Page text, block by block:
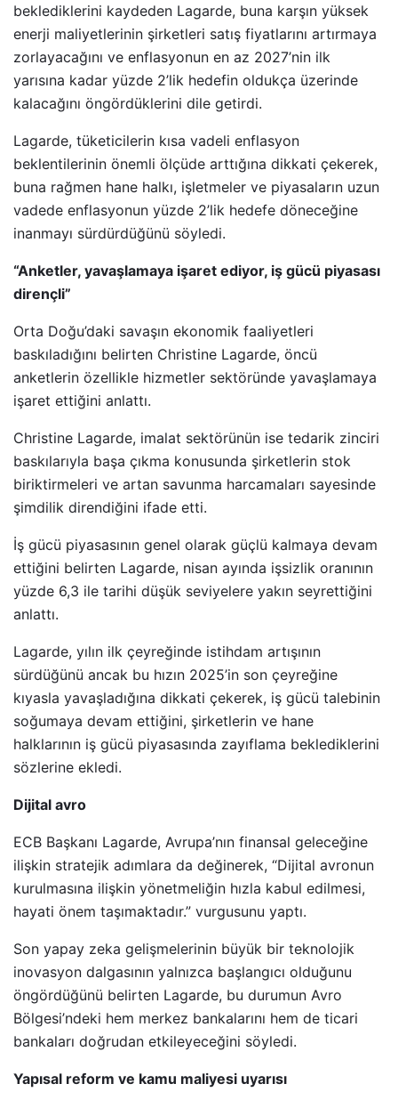
beklediklerini kaydeden Lagarde, buna karşın yüksek
enerji maliyetlerinin şirketleri satış fiyatlarını artırmaya
zorlayacağını ve enflasyonun en az 2027’nin ilk
yarısına kadar yüzde 2’lik hedefin oldukça üzerinde
kalacağını öngördüklerini dile getirdi.
Lagarde, tüketicilerin kısa vadeli enflasyon
beklentilerinin önemli ölçüde arttığına dikkati çekerek,
buna rağmen hane halkı, işletmeler ve piyasaların uzun
vadede enflasyonun yüzde 2’lik hedefe döneceğine
inanmayı sürdürdüğünü söyledi.
“Anketler, yavaşlamaya işaret ediyor, iş gücü piyasası
dirençli”
Orta Doğu’daki savaşın ekonomik faaliyetleri
baskıladığını belirten Christine Lagarde, öncü
anketlerin özellikle hizmetler sektöründe yavaşlamaya
işaret ettiğini anlattı.
Christine Lagarde, imalat sektörünün ise tedarik zinciri
baskılarıyla başa çıkma konusunda şirketlerin stok
biriktirmeleri ve artan savunma harcamaları sayesinde
şimdilik direndiğini ifade etti.
İş gücü piyasasının genel olarak güçlü kalmaya devam
ettiğini belirten Lagarde, nisan ayında işsizlik oranının
yüzde 6,3 ile tarihi düşük seviyelere yakın seyrettiğini
anlattı.
Lagarde, yılın ilk çeyreğinde istihdam artışının
sürdüğünü ancak bu hızın 2025’in son çeyreğine
kıyasla yavaşladığına dikkati çekerek, iş gücü talebinin
soğumaya devam ettiğini, şirketlerin ve hane
halklarının iş gücü piyasasında zayıflama beklediklerini
sözlerine ekledi.
Dijital avro
ECB Başkanı Lagarde, Avrupa’nın finansal geleceğine
ilişkin stratejik adımlara da değinerek, “Dijital avronun
kurulmasına ilişkin yönetmeliğin hızla kabul edilmesi,
hayati önem taşımaktadır.” vurgusunu yaptı.
Son yapay zeka gelişmelerinin büyük bir teknolojik
inovasyon dalgasının yalnızca başlangıcı olduğunu
öngördüğünü belirten Lagarde, bu durumun Avro
Bölgesi’ndeki hem merkez bankalarını hem de ticari
bankaları doğrudan etkileyeceğini söyledi.
Yapısal reform ve kamu maliyesi uyarısı